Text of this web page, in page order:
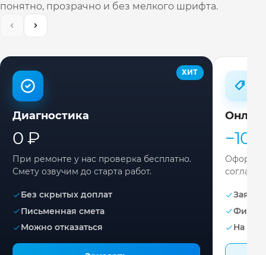
понятно, прозрачно и без мелкого шрифта.
ХИТ
Диагностика
0 ₽
При ремонте у нас проверка бесплатно.
Смету озвучим до старта работ.
Без скрытых доплат
Письменная смета
Можно отказаться
−10%
Заявка
На